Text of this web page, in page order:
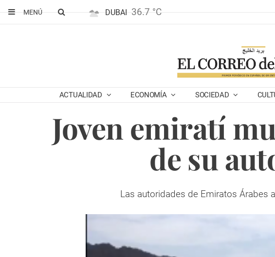
MENÚ
DUBAI 36.7 °C
ACTUALIDAD ECONOMÍA SOCIEDAD
Joven emiratí
de su
Las autoridades de Emiratos